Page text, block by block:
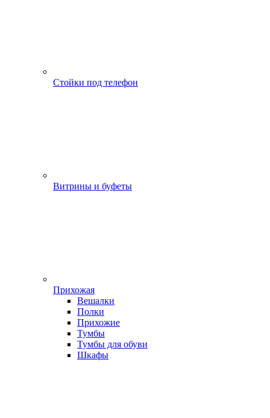
Стойки под телефон
Витрины и буфеты
Прихожая
Вешалки
Полки
Прихожие
Тумбы
Тумбы для обуви
Шкафы